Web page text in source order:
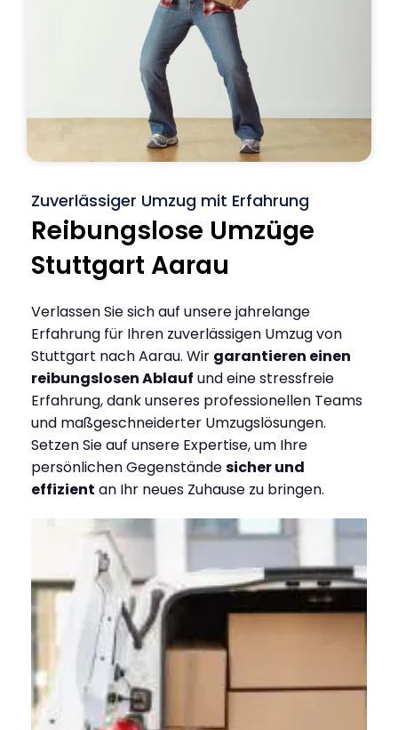
Zuverlässiger Umzug mit Erfahrung
Reibungslose Umzüge
Stuttgart Aarau
Verlassen Sie sich auf unsere jahrelange
Erfahrung für Ihren zuverlässigen Umzug von
Stuttgart nach Aarau. Wir garantieren einen
reibungslosen Ablauf und eine stressfreie
Erfahrung, dank unseres professionellen Teams
und maßgeschneiderter Umzugslösungen.
Setzen Sie auf unsere Expertise, um Ihre
persönlichen Gegenständesicher und
effizient an Ihr neues Zuhause zu bringen.